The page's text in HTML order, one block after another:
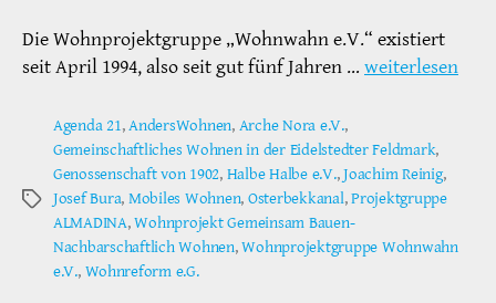
Die Wohnprojektgruppe „Wohnwahn e.V.“ existiert
seit April 1994, also seit gut fünf Jahren … weiterlesen
Schlagwörter
Agenda 21,AndersWohnen, Arche Nora e.V.,
Gemeinschaftliches Wohnen in der Eidelstedter Feldmark,
Genossenschaft von 1902, Halbe Halbe e.V.,Joachim Reinig,
Josef Bura, Mobiles Wohnen, Osterbekkanal,Projektgruppe
ALMADINA,Wohnprojekt Gemeinsam Bauen-
Nachbarschaftlich Wohnen,Wohnprojektgruppe Wohnwahn
e.V., Wohnreform e.G.